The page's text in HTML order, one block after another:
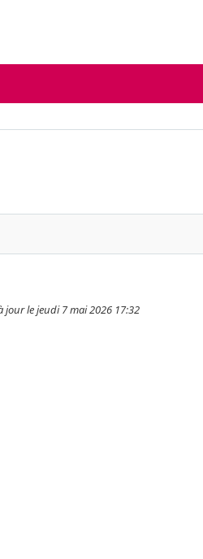
jour le jeudi 7 mai 2026 17:32